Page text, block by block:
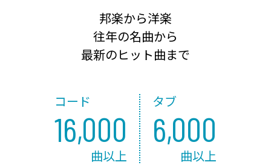
邦楽から洋楽
往年の名曲から
最新のヒット曲まで
コード
16,000
曲以上
タブ
6,000
曲以上